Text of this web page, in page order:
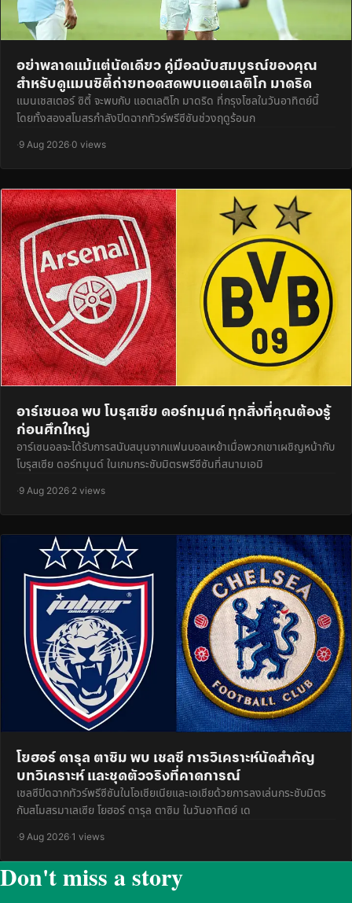
อย่าพลาดแม้แต่นัดเดียว คู่มือฉบับสมบูรณ์ของคุณ
สำหรับดูแมนซิตี้ถ่ายทอดสดพบแอตเลติโก มาดริด
แมนเชสเตอร์ ซิตี้ จะพบกับ แอตเลติโก มาดริด ที่กรุงโซลในวันอาทิตย์นี้
โดยทั้งสองสโมสรกำลังปิดฉากทัวร์พรีซีซันช่วงฤดูร้อนก
·9 Aug 2026·0 views
อาร์เซนอล พบ โบรุสเซีย ดอร์ทมุนด์ ทุกสิ่งที่คุณต้องรู้
ก่อนศึกใหญ่
อาร์เซนอลจะได้รับการสนับสนุนจากแฟนบอลเหย้าเมื่อพวกเขาเผชิญหน้ากับ
โบรุสเซีย ดอร์ทมุนด์ ในเกมกระชับมิตรพรีซีซันที่สนามเอมิ
·9 Aug 2026·2 views
โยฮอร์ ดารุล ตาซิม พบ เชลซี การวิเคราะห์นัดสำคัญ
บทวิเคราะห์ และชุดตัวจริงที่คาดการณ์
เชลซีปิดฉากทัวร์พรีซีซันในโอเชียเนียและเอเชียด้วยการลงเล่นกระชับมิตร
กับสโมสรมาเลเซีย โยฮอร์ ดารุล ตาซิม ในวันอาทิตย์ เด
·9 Aug 2026·1 views
Don't miss a story